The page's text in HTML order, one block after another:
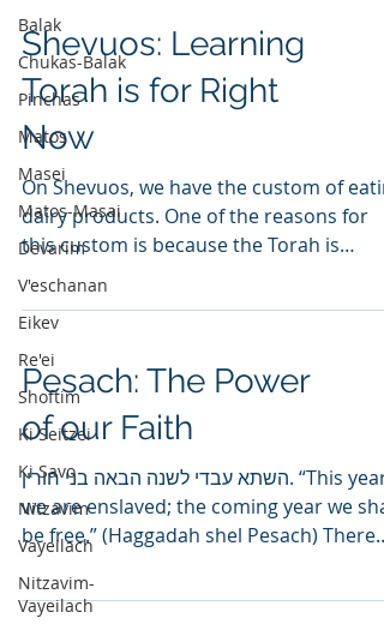
Balak
Chukas-Balak
Pinchas
Matos
Masei
Matos-Masai
Devarim
V'eschanan
Eikev
Re'ei
Shoftim
Ki Seitzei
Ki Savo
Nitzavim
Vayeilach
Nitzavim-
Vayeilach
Shevuos: Learning
Torah is for Right
Now
On Shevuos, we have the custom of
dairy products. One of the reasons for
this custom is because the Torah is
compared to milk, as...
Pesach: The Power
of our Faith
השתא עבדי לשנה הבאה בני חורין. “This year
we are enslaved; the coming year we
be free.” (Haggadah shel Pesach) There
are...